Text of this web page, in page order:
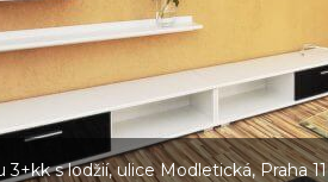
s lodžií, ulice Modletická, Praha 11